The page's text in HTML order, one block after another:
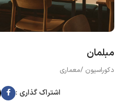
مبلمان
دکوراسیون /معماری
اشتراک گذاری :